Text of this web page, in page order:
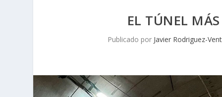
EL TÚNEL
Publicado por Javier Rodriguez-